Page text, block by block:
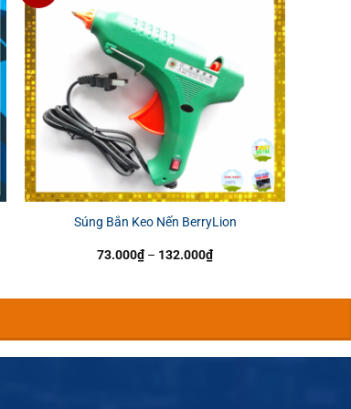
Súng Bắn Keo Nến BerryLion
73.000₫ – 132.000₫Khoảng
giá: